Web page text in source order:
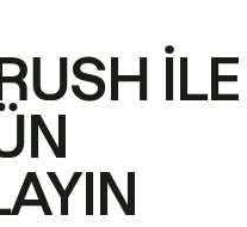
ILE